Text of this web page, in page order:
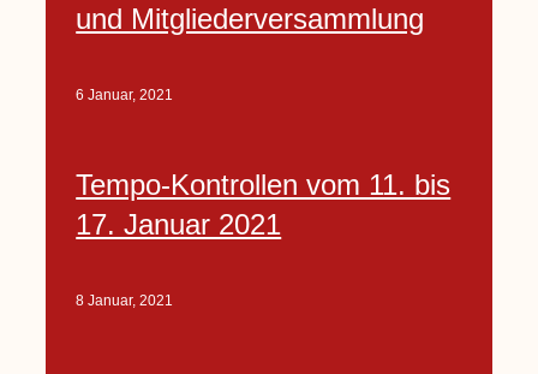
und Mitgliederversammlung
6 Januar, 2021
Tempo-Kontrollen vom 11. bis
17. Januar 2021
8 Januar, 2021